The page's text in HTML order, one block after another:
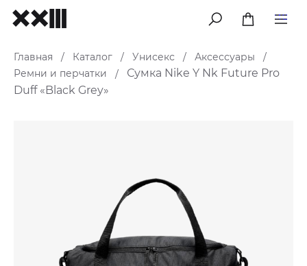
меню
Главная / Каталог / Унисекс / Аксессуары
/
Ремни и перчатки
/
Сумка Nike Y Nk Future Pro
Duff «Black Grey»